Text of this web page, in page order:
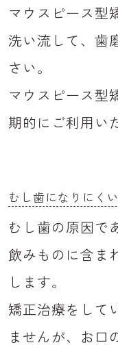
マウスピース型
洗い流して、歯
さい。
マウスピース型
期的にご利用い
むし歯になりにく
むし歯の原因で
飲みものに含ま
します。
矯正治療をして
ませんが、お口